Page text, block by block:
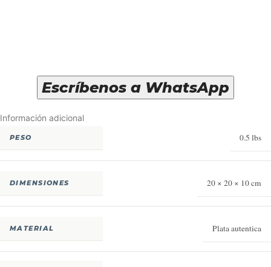
Escríbenos a WhatsApp
Información adicional
PESO 0.5 lbs
DIMENSIONES 20 × 20 × 10 cm
MATERIAL Plata autentica